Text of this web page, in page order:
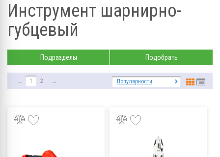
Инструмент шарнирно-
губцевый
Подразделы Подобрать
← 1 2 → Популярности